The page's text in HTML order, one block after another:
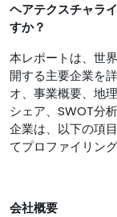
ヘアテクスチャラ
すか？
本レポートは、世
開する主要企業を
オ、事業概要、地
シェア、SWOT分
企業は、以下の項
てプロファイリン
会社概要